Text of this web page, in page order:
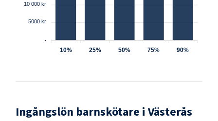
10 000 kr
5000 kr
10% 25% 50% 75% 90%
Ingångslön barnskötare i Västerås